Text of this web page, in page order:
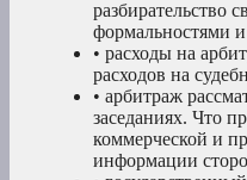
разбирательство
формальностями
• расходы на
расходов на
• арбитраж
заседаниях. Что
коммерческой и
информации